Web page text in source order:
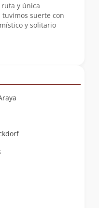
y única
suerte con
y solitario